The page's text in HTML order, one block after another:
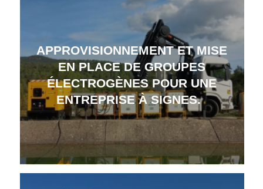
APPROVISIONNEMENT ET MISE
EN PLACE DE GROUPES
ÉLECTROGÈNES POUR UNE
ENTREPRISE À SIGNES.